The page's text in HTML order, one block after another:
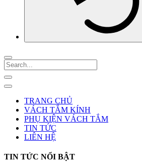
TRANG CHỦ
VÁCH TẮM KÍNH
PHỤ KIỆN VÁCH TẮM
TIN TỨC
LIÊN HỆ
TIN TỨC NỔI BẬT